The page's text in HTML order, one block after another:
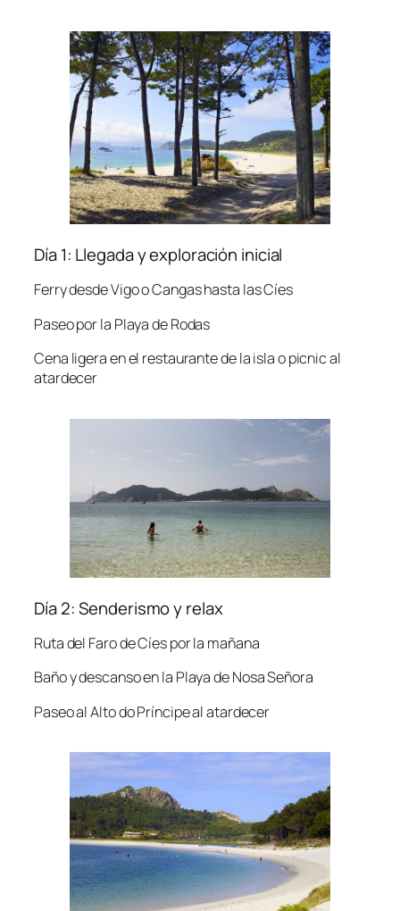
Día 1: Llegada y exploración inicial
Ferry desde Vigo o Cangas hasta las Cíes
Paseo por la Playa de Rodas
Cena ligera en el restaurante de la isla o picnic al
atardecer
Día 2: Senderismo y relax
Ruta del Faro de Cíes por la mañana
Baño y descanso en la Playa de Nosa Señora
Paseo al Alto do Príncipe al atardecer